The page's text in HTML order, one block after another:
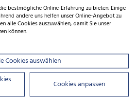
wie hoch mein
bestmögliche Online-Erfahrung zu bieten. Einige
andere uns helfen unser Online-Angebot zu
alle Cookies auszuwählen, damit Sie unser
können.
Cookies auswählen
Cookies anpassen